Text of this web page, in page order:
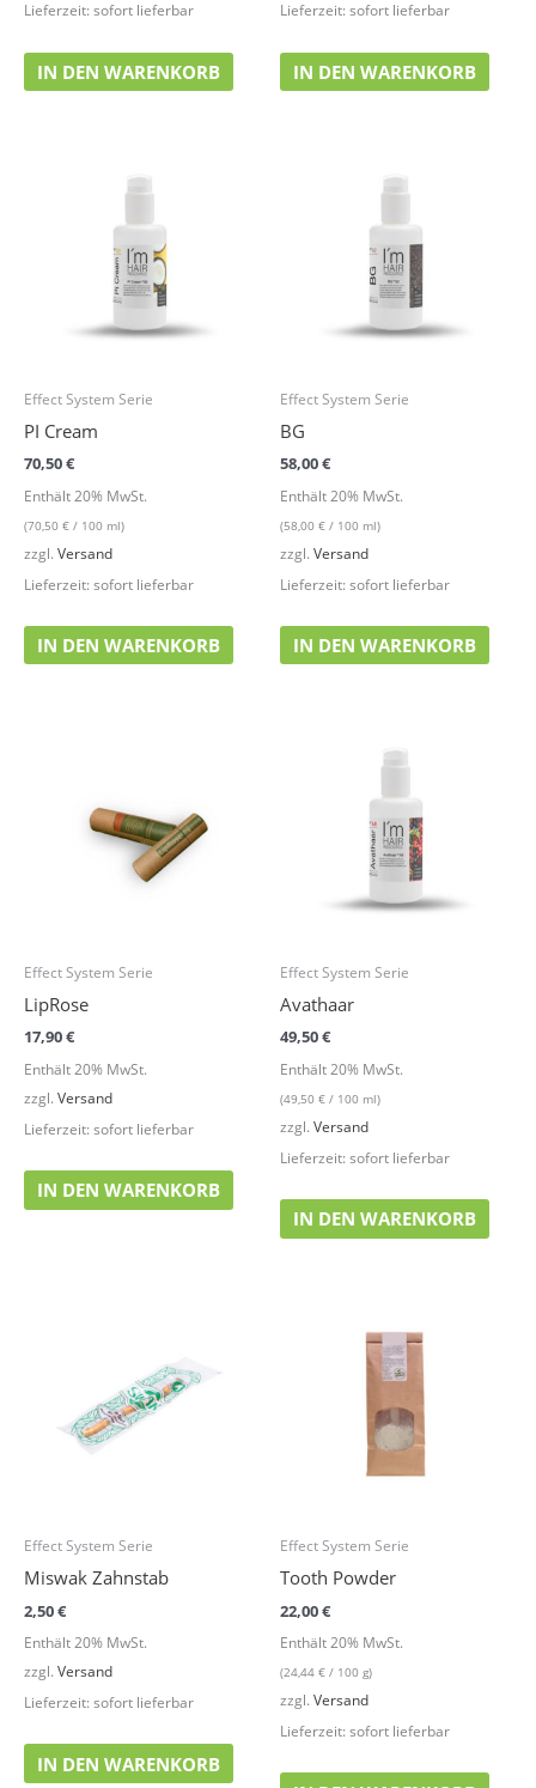
Lieferzeit: sofort lieferbar
IN DEN WARENKORB
Lieferzeit: sofort lieferbar
IN DEN WARENKORB
Effect System Serie
PI Cream
70,50€
Enthält 20% MwSt.
(70,50 € / 100 ml)
zzgl. Versand
Lieferzeit: sofort lieferbar
IN DEN WARENKORB
Effect System Serie
BG
58,00€
Enthält 20% MwSt.
(58,00 € / 100 ml)
zzgl. Versand
Lieferzeit: sofort lieferbar
IN DEN WARENKORB
Effect System Serie
LipRose
17,90€
Enthält 20% MwSt.
zzgl. Versand
Lieferzeit: sofort lieferbar
IN DEN WARENKORB
Effect System Serie
Avathaar
49,50€
Enthält 20% MwSt.
(49,50 € / 100 ml)
zzgl. Versand
Lieferzeit: sofort lieferbar
IN DEN WARENKORB
Effect System Serie
Miswak Zahnstab
2,50€
Enthält 20% MwSt.
zzgl. Versand
Lieferzeit: sofort lieferbar
IN DEN WARENKORB
Effect System Serie
Tooth Powder
22,00€
Enthält 20% MwSt.
(24,44 € / 100 g)
zzgl. Versand
Lieferzeit: sofort lieferbar